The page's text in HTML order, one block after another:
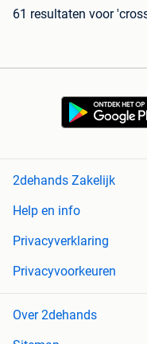
61 resultaten voor
2dehands Zakelijk
Help en info
Privacyverklaring
Privacyvoorkeuren
Over 2dehands